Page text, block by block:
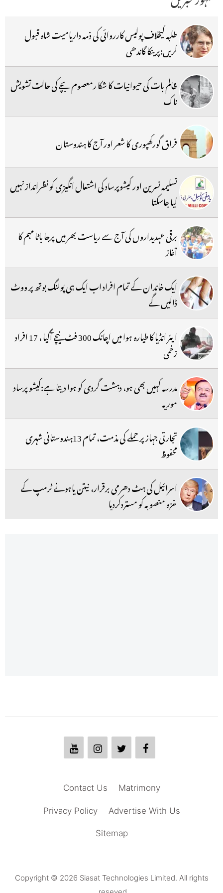
طلبہ کیخلاف پولیس کارروائی کی ذمہ داریامیت شاہ قبول
کریں:پرینکا گاندھی
ظالم بات کی حیوانیات کا شکا رمعصوم بچے کی حالت تشویش
ناک
فراق گورکھپوری کا شعر اور آج کا ہندوستان
تسلیمہ نسرین اور کیشوپرساد کی اشتعال انگیزی کو نظرانداز نہیں
کیا جاسکتا
برقی عہدیداروں کی آج سے ریاست بھر میں پرجا باٹا مہم کا
آغاز
ایک خاندان کے تمام افراد اب ایک ہی پولنگ بوتھ پر ووٹ
ڈالیں گے
ایئر انڈیا کا طیارہ ہوا میں اچانک 300 فٹ نیچے آگیا ، 17 افراد
زخمی
مدرسہ کہیں بھی ہو، دہشت گردی کو ہوا دیتا ہے:کیشو پرساد
موریہ
تجارتی جہاز پر حملے کی مذمت، تمام 13ہندوستانی شہری
محفوظ
اسرائیل کی ہٹ دھرمی برقرار، نیتن یاہونے ٹرمپ کے
غزہ منصوبہ کو مستردکردیا
Matrimony
Contact Us
Advertise With Us
Privacy Policy
Sitemap
Copyright © 2026 Siasat Technologies Limited. All rights